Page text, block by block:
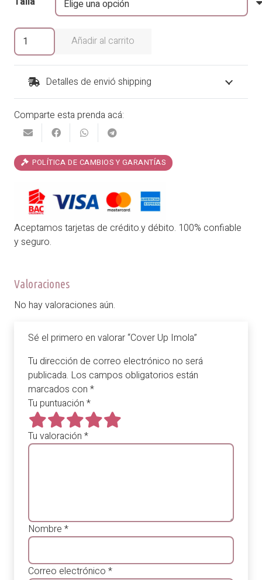
original
era:
actual
Cover
Imola
cantidad
Añadir al carrito
Detalles de envió shipping
Comparte esta prenda acá:
POLÍTICA DE CAMBIOS Y GARANTÍAS
Aceptamos tarjetas de crédito.y débito. 100% confiable
y seguro.
Valoraciones
No hay valoraciones aún.
Sé el primero en valorar “Cover Up Imola”
Tu dirección de correo electrónico no será
publicada. Los campos obligatorios están
marcados con *
Tu puntuación *
Tu valoración *
Nombre *
Correo electrónico *